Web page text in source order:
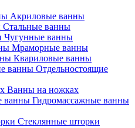
Акриловые ванны
Стальные ванны
Чугунные ванны
Мраморные ванны
Квариловые ванны
Отдельностоящие
Ванны на ножках
Гидромассажные ванны
Стеклянные шторки